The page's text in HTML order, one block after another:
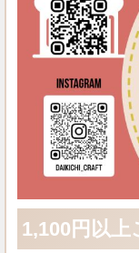
1,100円以